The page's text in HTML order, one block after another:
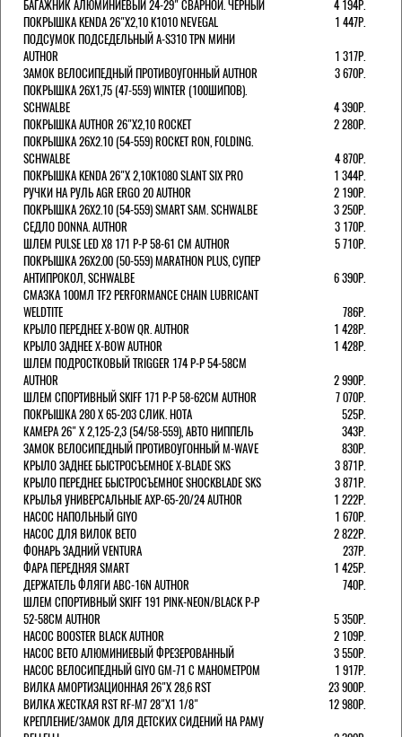
БАГАЖНИК АЛЮМИНИЕВЫЙ 24-29" СВАРНОЙ. ЧЕРНЫЙ
4 194Р.
ПОКРЫШКА KENDA 26"Х2,10 K1010 NEVEGAL
1 447Р.
ПОДСУМОК ПОДСЕДЕЛЬНЫЙ A-S310 TPN МИНИ
AUTHOR
1 317Р.
ЗАМОК ВЕЛОСИПЕДНЫЙ ПРОТИВОУГОННЫЙ AUTHOR
3 670Р.
ПОКРЫШКА 26X1,75 (47-559) WINTER (100ШИПОВ).
SCHWALBE
4 390Р.
ПОКРЫШКА AUTHOR 26"Х2,10 ROCKET
2 280Р.
ПОКРЫШКА 26X2.10 (54-559) ROCKET RON, FOLDING.
SCHWALBE
4 870Р.
ПОКРЫШКА KENDA 26"Х 2,10K1080 SLANT SIX PRO
1 344Р.
РУЧКИ НА РУЛЬ AGR ERGO 20 AUTHOR
2 190Р.
ПОКРЫШКА 26X2.10 (54-559) SMART SAM. SCHWALBE
3 250Р.
СЕДЛО DONNA. AUTHOR
3 170Р.
ШЛЕМ PULSE LED X8 171 Р-Р 58-61 СМ AUTHOR
5 710Р.
ПОКРЫШКА 26X2.00 (50-559) MARATHON PLUS, СУПЕР
АНТИПРОКОЛ, SCHWALBE
6 390Р.
СМАЗКА 100МЛ TF2 PERFORMANCE CHAIN LUBRICANT
WELDTITE
786Р.
КРЫЛО ПЕРЕДНЕЕ X-BOW QR. AUTHOR
1 428Р.
КРЫЛО ЗАДНЕЕ X-BOW AUTHOR
1 428Р.
ШЛЕМ ПОДРОСТКОВЫЙ TRIGGER 174 Р-Р 54-58СМ
AUTHOR
2 990Р.
ШЛЕМ СПОРТИВНЫЙ SKIFF 171 Р-Р 58-62СМ AUTHOR
7 070Р.
ПОКРЫШКА 280 X 65-203 СЛИК. HOTA
525Р.
КАМЕРА 26" X 2,125-2,3 (54/58-559), АВТО НИППЕЛЬ
343Р.
ЗАМОК ВЕЛОСИПЕДНЫЙ ПРОТИВОУГОННЫЙ M-WAVE
830Р.
КРЫЛО ЗАДНЕЕ БЫСТРОСЪЕМНОЕ X-BLADE SKS
3 871Р.
КРЫЛО ПЕРЕДНЕЕ БЫСТРОСЪЕМНОЕ SHOCKBLADE SKS
3 871Р.
КРЫЛЬЯ УНИВЕРСАЛЬНЫЕ AXP-65-20/24 AUTHOR
1 222Р.
НАСОС НАПОЛЬНЫЙ GIYO
1 670Р.
НАСОС ДЛЯ ВИЛОК ВЕТО
2 822Р.
ФОНАРЬ ЗАДНИЙ VENTURA
237Р.
ФАРА ПЕРЕДНЯЯ SMART
1 425Р.
ДЕРЖАТЕЛЬ ФЛЯГИ ABC-16N AUTHOR
740Р.
ШЛЕМ СПОРТИВНЫЙ SKIFF 191 PINK-NEON/BLACK Р-Р
52-58СМ AUTHOR
5 350Р.
НАСОС BOOSTER BLACK AUTHOR
2 109Р.
НАСОС BETO АЛЮМИНИЕВЫЙ ФРЕЗЕРОВАННЫЙ
3 550Р.
НАСОС ВЕЛОСИПЕДНЫЙ GIYO GM-71 С МАНОМЕТРОМ
1 917Р.
ВИЛКА АМОРТИЗАЦИОННАЯ 26"Х 28,6 RST
23 900Р.
ВИЛКА ЖЕСТКАЯ RST RF-M7 28"Х1 1/8"
12 980Р.
КРЕПЛЕНИЕ/ЗАМОК ДЛЯ ДЕТСКИХ СИДЕНИЙ НА РАМУ